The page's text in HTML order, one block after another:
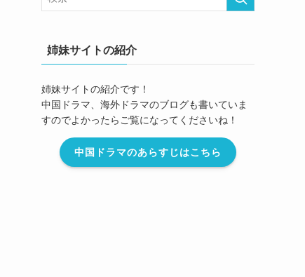
姉妹サイトの紹介
姉妹サイトの紹介です！
中国ドラマ、海外ドラマのブログも書いていま
すのでよかったらご覧になってくださいね！
中国ドラマのあらすじはこちら